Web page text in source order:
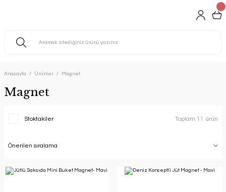
Anasayfa Ürünler Magnet
Magnet
Stoktakiler Toplam 11 ürün